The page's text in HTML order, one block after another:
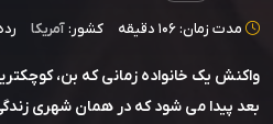
مدت زمان: 106 دقیقه کشور:آمریکا
واکنش یک خانواده زمانی که بن،
بعد پیدا می شود که در همان شهری